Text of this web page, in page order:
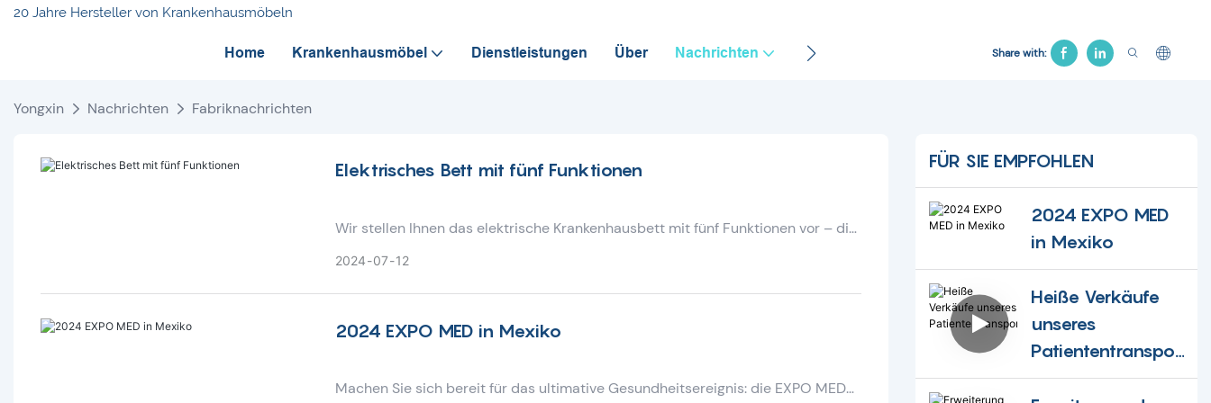
20 Jahre Hersteller von Krankenhausmöbeln
Home Krankenhausmöbel Dienstleistungen Über Nachrichten Kontakt Gynäkologisches Bett Krankenhausstuhl
Share with:
Yongxin Nachrichten Fabriknachrichten
Elektrisches Bett mit fünf Funktionen
Wir stellen Ihnen das elektrische Krankenhausbett mit fünf Funktionen vor – die
fünf einstellbare Funktionen, um den Komfort und die Unterstützung für
Patienten in medizinischen Einrichtungen zu maximieren. Mit seinen
und seiner zuverlässigen Konstruktion setzt dieses elektrische Bett einen neuen
Komfort mit dem elektrischen Krankenhausbett mit fünf Funktionen.
2024 07 12
2024 EXPO MED in Mexiko
Machen Sie sich bereit für das ultimative Gesundheitsereignis: die EXPO MED
FÜR SIE EMPFOHLEN
2024 EXPO MED
in Mexiko
Heiße Verkäufe
unseres
Patiententranspor
twagens